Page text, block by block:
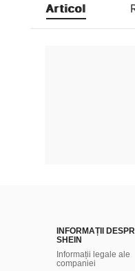
Articol
INFORMAȚII
SHEIN
Informații legale ale
companiei